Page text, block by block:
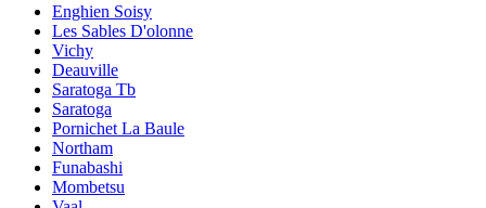
Enghien Soisy
Les Sables D'olonne
Vichy
Deauville
Saratoga Tb
Saratoga
Pornichet La Baule
Northam
Funabashi
Mombetsu